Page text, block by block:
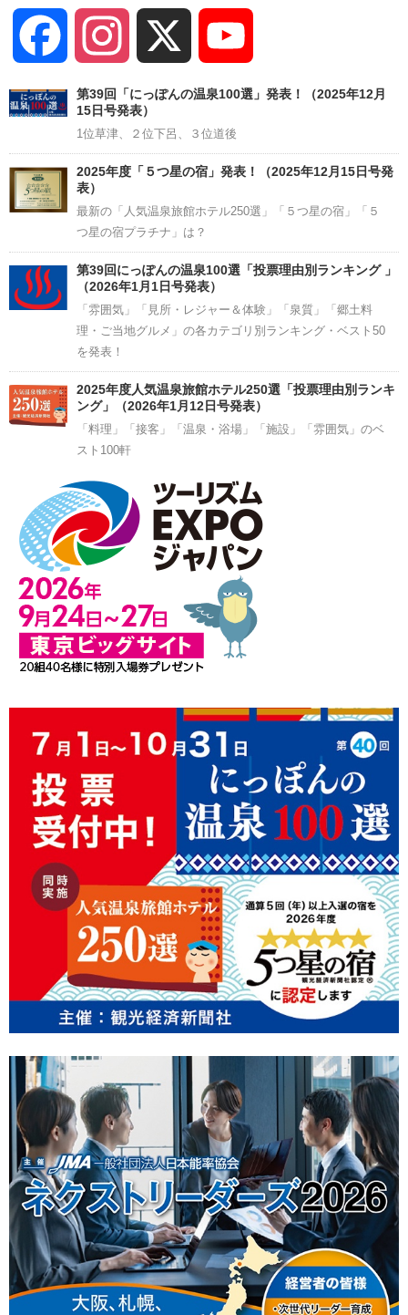
Facebook Instagram
Channel
第39回「にっぽんの温泉100選」発表！（2025年12月
15日号発表）
1位草津、２位下呂、３位道後
2025年度「５つ星の宿」発表！（2025年12月15日号発
表）
最新の「人気温泉旅館ホテル250選」「５つ星の宿」「５
つ星の宿プラチナ」は？
第39回にっぽんの温泉100選「投票理由別ランキング 」
（2026年1月1日号発表）
「雰囲気」「見所・レジャー＆体験」「泉質」「郷土料
理・ご当地グルメ」の各カテゴリ別ランキング・ベスト50
を発表！
2025年度人気温泉旅館ホテル250選「投票理由別ランキ
ング」（2026年1月12日号発表）
「料理」「接客」「温泉・浴場」「施設」「雰囲気」のベ
スト100軒